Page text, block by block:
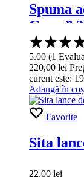
Spuma
Grass”
5.00 (1
220,00lei
curent este:
Adaugă în coș
Favorite
Sita
22,00 lei